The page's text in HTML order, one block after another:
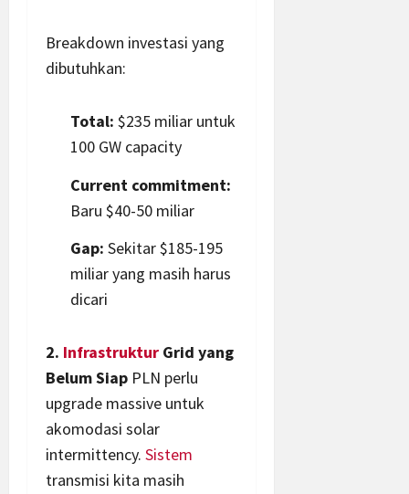
Breakdown investasi yang
dibutuhkan:
Total: $235 miliar untuk
100 GW capacity
Current commitment:
Baru $40-50 miliar
Gap: Sekitar $185-195
miliar yang masih harus
dicari
2. Infrastruktur Grid yang
Belum Siap PLN perlu
upgrade massive untuk
akomodasi solar
intermittency. Sistem
transmisi kita masih